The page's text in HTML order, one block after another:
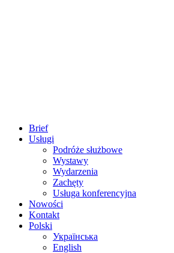
Brief
Usługi
Podróże służbowe
Wystawy
Wydarzenia
Zachęty
Usługa konferencyjna
Nowości
Kontakt
Polski
Українська
English